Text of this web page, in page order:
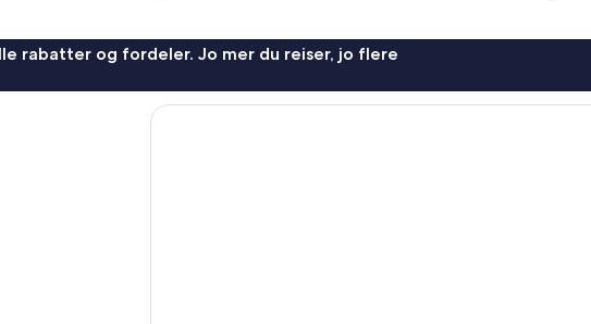
rabatter og fordeler. Jo mer du reiser, jo flere